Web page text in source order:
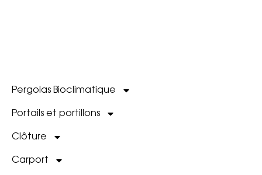
Pergolas Bioclimatique
Portails et portillons
Clôture
Carport